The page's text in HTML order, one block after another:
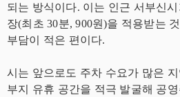
되는 방식이다. 이는 인근 서부신
장(최초 30분, 900원)을 적용받는
부담이 적은 편이다.
시는 앞으로도 주차 수요가 많은
부지 유휴 공간을 적극 발굴해 공